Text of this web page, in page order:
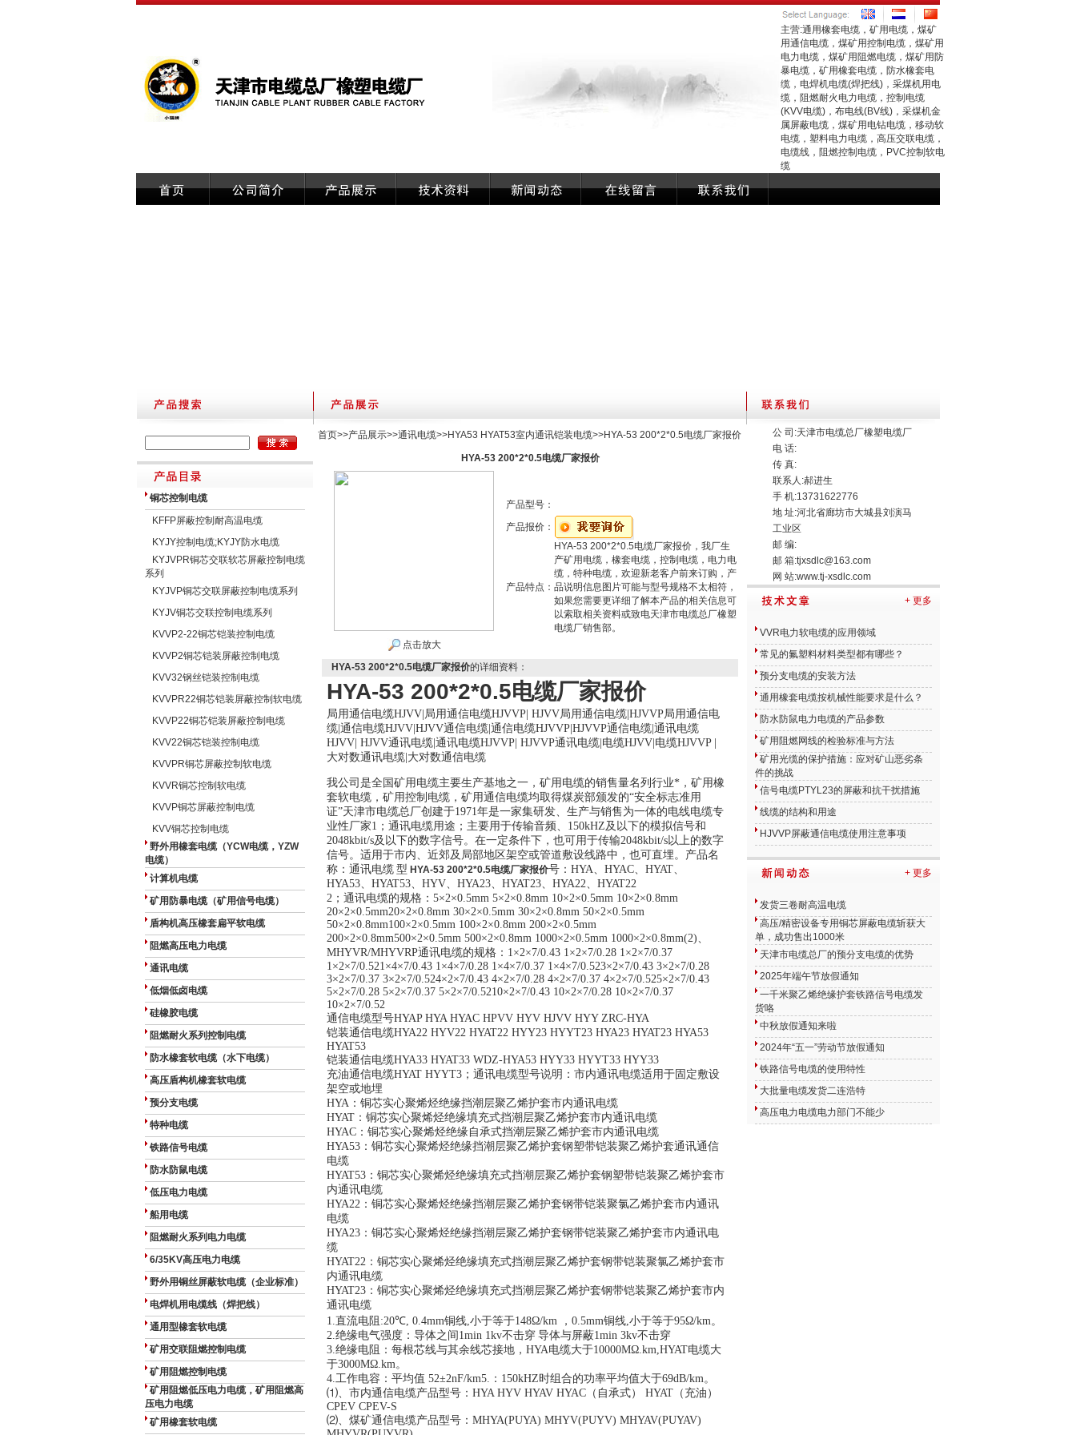
主营:通用橡套电缆，矿用电缆，煤矿
用通信电缆，煤矿用控制电缆，煤矿用
电力电缆，煤矿用阻燃电缆，煤矿用防
暴电缆，矿用橡套电缆，防水橡套电
缆，电焊机电缆(焊把线)，采煤机用电
缆，阻燃耐火电力电缆，控制电缆
(KVV电缆)，布电线(BV线)，采煤机金
属屏蔽电缆，煤矿用电钻电缆，移动软
电缆，塑料电力电缆，高压交联电缆，
电缆线，阻燃控制电缆，PVC控制软电
缆
铜芯控制电缆
KFFP屏蔽控制耐高温电缆
KYJY控制电缆;KYJY防水电缆
KYJVPR铜芯交联软芯屏蔽控制电缆
系列
KYJVP铜芯交联屏蔽控制电缆系列
KYJV铜芯交联控制电缆系列
KVVP2-22铜芯铠装控制电缆
KVVP2铜芯铠装屏蔽控制电缆
KVV32钢丝铠装控制电缆
KVVPR22铜芯铠装屏蔽控制软电缆
KVVP22铜芯铠装屏蔽控制电缆
KVV22铜芯铠装控制电缆
KVVPR铜芯屏蔽控制软电缆
KVVR铜芯控制软电缆
KVVP铜芯屏蔽控制电缆
KVV铜芯控制电缆
野外用橡套电缆（YCW电缆，YZW
电缆）
计算机电缆
矿用防暴电缆（矿用信号电缆）
盾构机高压橡套扁平软电缆
阻燃高压电力电缆
通讯电缆
低烟低卤电缆
硅橡胶电缆
阻燃耐火系列控制电缆
防水橡套软电缆（水下电缆）
高压盾构机橡套软电缆
预分支电缆
特种电缆
铁路信号电缆
防水防鼠电缆
低压电力电缆
船用电缆
阻燃耐火系列电力电缆
6/35KV高压电力电缆
野外用铜丝屏蔽软电缆（企业标准）
电焊机用电缆线（焊把线）
通用型橡套软电缆
矿用交联阻燃控制电缆
矿用阻燃控制电缆
矿用阻燃低压电力电缆，矿用阻燃高
压电力电缆
矿用橡套软电缆
首页>>产品展示>>通讯电缆>>HYA53 HYAT53室内通讯铠装电缆>>HYA-53 200*2*0.5电缆厂家报价
HYA-53 200*2*0.5电缆厂家报价
点击放大
产品型号：
产品报价：
产品特点：
HYA-53 200*2*0.5电缆厂家报价，我厂生
产矿用电缆，橡套电缆，控制电缆，电力电
缆，特种电缆，欢迎新老客户前来订购，产
品说明信息图片可能与型号规格不太相符，
如果您需要更详细了解本产品的相关信息可
以索取相关资料或致电天津市电缆总厂橡塑
电缆厂销售部。
HYA-53 200*2*0.5电缆厂家报价的详细资料：
HYA-53 200*2*0.5电缆厂家报价
局用通信电缆HJVV| 局用通信电缆HJVVP| HJVV局用通信电缆|HJVVP局用通信电
缆| 通信电缆HJVV|HJVV通信电缆| 通信电缆HJVVP|HJVVP通信电缆| 通讯电缆
HJVV| HJVV通讯电缆| 通讯电缆HJVVP| HJVVP通讯电缆| 电缆HJVV| 电缆HJVVP |
大对数通讯电缆| 大对数通信电缆
我公司是全国矿用电缆主要生产基地之一，矿用电缆的销售量名列行业*，矿用橡
套软电缆，矿用控制电缆，矿用通信电缆均取得煤炭部颁发的“安全标志准用
证”天津市电缆总厂创建于1971年是一家集研发、生产与销售为一体的电线电缆专
业性厂家1 ；通讯电缆用途；主要用于传输音频、 150kHZ及以下的模拟信号和
2048kbit/s及以下的数字信号。在一定条件下，也可用于传输2048kbit/s以上的数字
信号。适用于市内、近郊及局部地区架空或管道敷设线路中，也可直埋。产品名
称：通讯电缆 型 HYA-53 200*2*0.5电缆厂家报价号： HYA、 HYAC、 HYAT、
HYA53、 HYAT53、 HYV、 HYA23、 HYAT23、 HYA22、 HYAT22
2；通讯电缆的规格： 5×2×0.5mm 5×2×0.8mm 10×2×0.5mm 10×2×0.8mm
20×2×0.5mm20×2×0.8mm 30×2×0.5mm 30×2×0.8mm 50×2×0.5mm
50×2×0.8mm100×2×0.5mm 100×2×0.8mm 200×2×0.5mm
200×2×0.8mm500×2×0.5mm 500×2×0.8mm 1000×2×0.5mm 1000×2×0.8mm(2)、
MHYVR/MHYVRP通讯电缆的规格： 1×2×7/0.43 1×2×7/0.28 1×2×7/0.37
1×2×7/0.521×4×7/0.43 1×4×7/0.28 1×4×7/0.37 1×4×7/0.523×2×7/0.43 3×2×7/0.28
3×2×7/0.37 3×2×7/0.524×2×7/0.43 4×2×7/0.28 4×2×7/0.37 4×2×7/0.525×2×7/0.43
5×2×7/0.28 5×2×7/0.37 5×2×7/0.5210×2×7/0.43 10×2×7/0.28 10×2×7/0.37
10×2×7/0.52
通信电缆型号HYAP HYA HYAC HPVV HYV HJVV HYY ZRC-HYA
铠装通信电缆HYA22 HYV22 HYAT22 HYY23 HYYT23 HYA23 HYAT23 HYA53
HYAT53
铠装通信电缆HYA33 HYAT33 WDZ-HYA53 HYY33 HYYT33 HYY33
充油通信电缆HYAT HYYT3；通讯电缆型号说明：市内通讯电缆适用于固定敷设
架空或地埋
HYA：铜芯实心聚烯烃绝缘挡潮层聚乙烯护套市内通讯电缆
HYAT：铜芯实心聚烯烃绝缘填充式挡潮层聚乙烯护套市内通讯电缆
HYAC：铜芯实心聚烯烃绝缘自承式挡潮层聚乙烯护套市内通讯电缆
HYA53：铜芯实心聚烯烃绝缘挡潮层聚乙烯护套钢塑带铠装聚乙烯护套通讯通信
电缆
HYAT53：铜芯实心聚烯烃绝缘填充式挡潮层聚乙烯护套钢塑带铠装聚乙烯护套市
内通讯电缆
HYA22：铜芯实心聚烯烃绝缘挡潮层聚乙烯护套钢带铠装聚氯乙烯护套市内通讯
电缆
HYA23：铜芯实心聚烯烃绝缘挡潮层聚乙烯护套钢带铠装聚乙烯护套市内通讯电
缆
HYAT22：铜芯实心聚烯烃绝缘填充式挡潮层聚乙烯护套钢带铠装聚氯乙烯护套市
内通讯电缆
HYAT23：铜芯实心聚烯烃绝缘填充式挡潮层聚乙烯护套钢带铠装聚乙烯护套市内
通讯电缆
1.直流电阻 :20℃, 0.4mm铜线,小于等于148Ω/km ， 0.5mm铜线,小于等于95Ω/km。
2.绝缘电气强度：导体之间 1min 1kv不击穿 导体与屏蔽1min 3kv不击穿
3.绝缘电阻：每根芯线与其余线芯接地， HYA电缆大于10000MΩ.km,HYAT电缆大
于3000MΩ.km。
4.工作电容：平均值 52±2nF/km5. ： 150kHZ时组合的功率平均值大于69dB/km。
⑴、市内通信电缆产品型号： HYA HYV HYAV HYAC（自承式） HYAT（充油）
CPEV CPEV-S
⑵、煤矿通信电缆产品型号： MHYA(PUYA) MHYV(PUYV) MHYAV(PUYAV)
公 司:天津市电缆总厂橡塑电缆厂
电 话:
传 真:
联系人:郝进生
手 机:13731622776
地 址:河北省廊坊市大城县刘演马
工业区
邮 编:
邮 箱:tjxsdlc@163.com
网 站:www.tj-xsdlc.com
+ 更多
VVR电力软电缆的应用领域
常见的氟塑料材料类型都有哪些？
预分支电缆的安装方法
通用橡套电缆按机械性能要求是什么？
防水防鼠电力电缆的产品参数
矿用阻燃网线的检验标准与方法
矿用光缆的保护措施：应对矿山恶劣条
件的挑战
信号电缆PTYL23的屏蔽和抗干扰措施
线缆的结构和用途
HJVVP屏蔽通信电缆使用注意事项
+ 更多
发货三卷耐高温电缆
高压/精密设备专用铜芯屏蔽电缆斩获大
单，成功售出1000米
天津市电缆总厂的预分支电缆的优势
2025年端午节放假通知
一千米聚乙烯绝缘护套铁路信号电缆发
货咯
中秋放假通知来啦
2024年“五一”劳动节放假通知
铁路信号电缆的使用特性
大批量电缆发货二连浩特
高压电力电缆电力部门不能少